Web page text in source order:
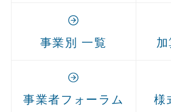
事業別 一覧
事業者フォーラム 様